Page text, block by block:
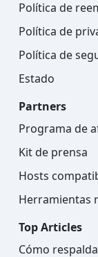
Política de
Política de
Política de
Estado
Partners
Programa de
Kit de prensa
Hosts
Herramientas
Top Articles
Cómo